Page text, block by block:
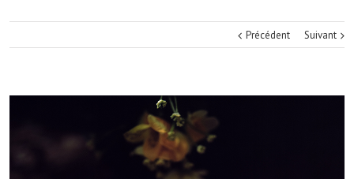
Précédent Suivant